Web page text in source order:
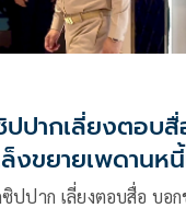
ปากเลี่ยงตอบ
งขยายเพดานห
ก 70% เป็น
ปปาก เลี่ยงตอบสื่อ บอก